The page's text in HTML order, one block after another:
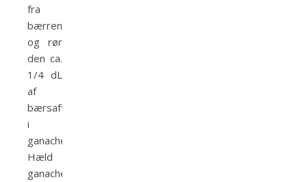
fra
bærrene
og rør
den ca.
1/4 dL
af
bærsaften
i
ganachen.
Hæld
ganachen